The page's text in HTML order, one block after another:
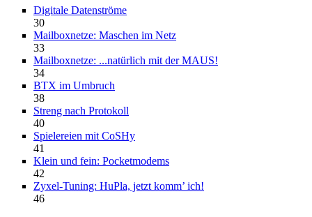
Digitale Datenströme
30
Mailboxnetze: Maschen im Netz
33
Mailboxnetze: ...natürlich mit der MAUS!
34
BTX im Umbruch
38
Streng nach Protokoll
40
Spielereien mit CoSHy
41
Klein und fein: Pocketmodems
42
Zyxel-Tuning: HuPla, jetzt komm’ ich!
46